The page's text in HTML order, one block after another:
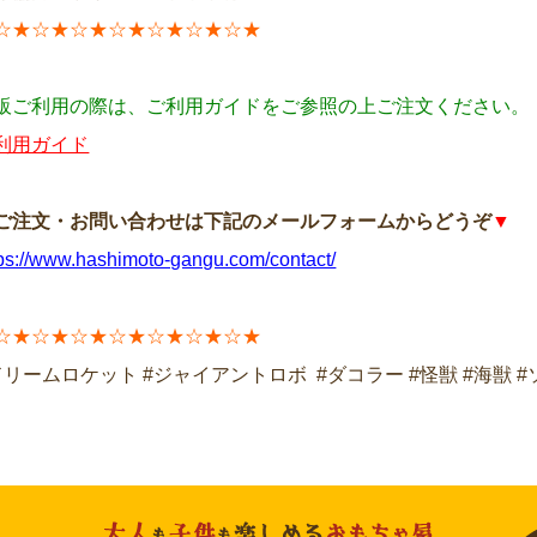
ご利用の際は、ご利用ガイドをご参照の上ご注文ください。
用ガイド
注文・お問い合わせは下記のメールフォームからどうぞ▼
www.hashimoto-gangu.com/contact/
リームロケット #ジャイアントロボ #ダコラー #怪獣 #海獣 #